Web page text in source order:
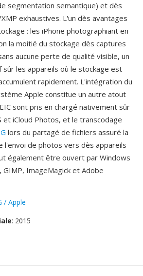
segmentation semantique) et dès
exhaustives. L'un dès avantages
: les iPhone photographiant en
la moitié du stockage dès captures
aucune perte de qualité visible, un
sûr les appareils où le stockage est
rapidement. L'intégration du
Apple constitue un autre atout
sont pris en chargé nativement sûr
et iCloud Photos, et le transcodage
lors du partagé de fichiers assuré la
l'envoi de photos vers dès appareils
également être ouvert par Windows
GIMP, ImageMagick et Adobe
/ Apple
: 2015